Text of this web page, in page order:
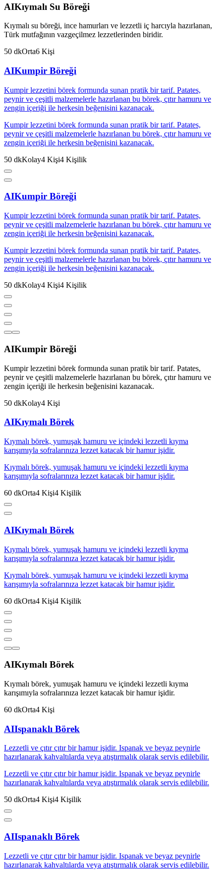
AIKıymalı Su Böreği
Kıymalı su böreği, ince hamurları ve lezzetli iç harcıyla hazırlanan,
Türk mutfağının vazgeçilmez lezzetlerinden biridir.
50 dkOrta6 Kişi
AIKumpir Böreği
Kumpir lezzetini börek formunda sunan pratik bir tarif. Patates,
peynir ve çeşitli malzemelerle hazırlanan bu börek, çıtır hamuru ve
zengin içeriği ile herkesin beğenisini kazanacak.
Kumpir lezzetini börek formunda sunan pratik bir tarif. Patates,
peynir ve çeşitli malzemelerle hazırlanan bu börek, çıtır hamuru ve
zengin içeriği ile herkesin beğenisini kazanacak.
50 dkKolay4 Kişi4 Kişilik
AIKumpir Böreği
Kumpir lezzetini börek formunda sunan pratik bir tarif. Patates,
peynir ve çeşitli malzemelerle hazırlanan bu börek, çıtır hamuru ve
zengin içeriği ile herkesin beğenisini kazanacak.
Kumpir lezzetini börek formunda sunan pratik bir tarif. Patates,
peynir ve çeşitli malzemelerle hazırlanan bu börek, çıtır hamuru ve
zengin içeriği ile herkesin beğenisini kazanacak.
50 dkKolay4 Kişi4 Kişilik
AIKumpir Böreği
Kumpir lezzetini börek formunda sunan pratik bir tarif. Patates,
peynir ve çeşitli malzemelerle hazırlanan bu börek, çıtır hamuru ve
zengin içeriği ile herkesin beğenisini kazanacak.
50 dkKolay4 Kişi
AIKıymalı Börek
Kıymalı börek, yumuşak hamuru ve içindeki lezzetli kıyma
karışımıyla sofralarınıza lezzet katacak bir hamur işidir.
Kıymalı börek, yumuşak hamuru ve içindeki lezzetli kıyma
karışımıyla sofralarınıza lezzet katacak bir hamur işidir.
60 dkOrta4 Kişi4 Kişilik
AIKıymalı Börek
Kıymalı börek, yumuşak hamuru ve içindeki lezzetli kıyma
karışımıyla sofralarınıza lezzet katacak bir hamur işidir.
Kıymalı börek, yumuşak hamuru ve içindeki lezzetli kıyma
karışımıyla sofralarınıza lezzet katacak bir hamur işidir.
60 dkOrta4 Kişi4 Kişilik
AIKıymalı Börek
Kıymalı börek, yumuşak hamuru ve içindeki lezzetli kıyma
karışımıyla sofralarınıza lezzet katacak bir hamur işidir.
60 dkOrta4 Kişi
AIIspanaklı Börek
Lezzetli ve çıtır çıtır bir hamur işidir. Ispanak ve beyaz peynirle
hazırlanarak kahvaltılarda veya atıştırmalık olarak servis edilebilir.
Lezzetli ve çıtır çıtır bir hamur işidir. Ispanak ve beyaz peynirle
hazırlanarak kahvaltılarda veya atıştırmalık olarak servis edilebilir.
50 dkOrta4 Kişi4 Kişilik
AIIspanaklı Börek
Lezzetli ve çıtır çıtır bir hamur işidir. Ispanak ve beyaz peynirle
hazırlanarak kahvaltılarda veya atıştırmalık olarak servis edilebilir.